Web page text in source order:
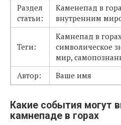
Раздел
статьи:
Каменепад в
внутренним
Теги:
Камнепад в
символическое
мир,
Автор:
Ваше имя
Какие события могут
камнепаде в горах